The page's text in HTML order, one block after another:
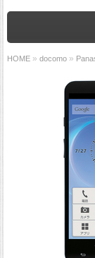
HOME » docomo »